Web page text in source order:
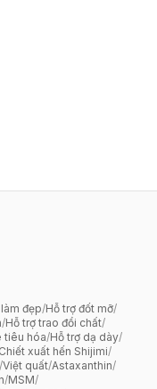
đẹp/Hỗ trợ đốt mỡ/
/Hỗ trợ trao đổi chất/
tiêu hóa/Hỗ trợ dạ dày/
Chiết xuất hến Shijimi/
/Việt quất/Astaxanthin/
/MSM/